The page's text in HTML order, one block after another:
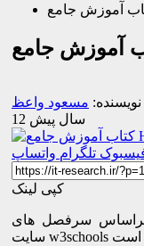
نویسنده: مسعود واعظ
12 سال پیش
تلگرام واتساپ
کپی لینک
سرفصل های